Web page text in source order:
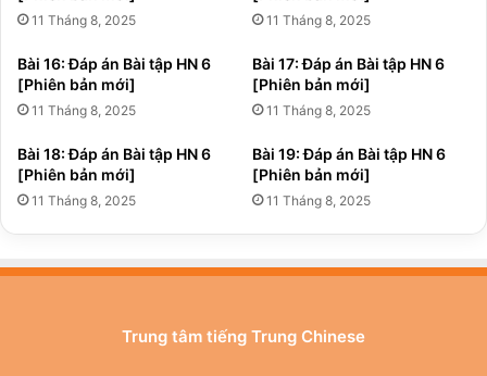
11 Tháng 8, 2025 11 Tháng 8, 2025
Bài 16: Đáp án Bài tập HN 6
[Phiên bản mới]
11 Tháng 8, 2025
Bài 17: Đáp án Bài tập HN 6
[Phiên bản mới]
11 Tháng 8, 2025
Bài 18: Đáp án Bài tập HN 6
[Phiên bản mới]
11 Tháng 8, 2025
Bài 19: Đáp án Bài tập HN 6
[Phiên bản mới]
11 Tháng 8, 2025
Trung tâm tiếng Trung Chinese